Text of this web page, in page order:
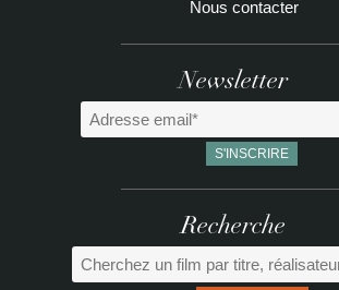
Nous contacter
Newsletter
Recherche